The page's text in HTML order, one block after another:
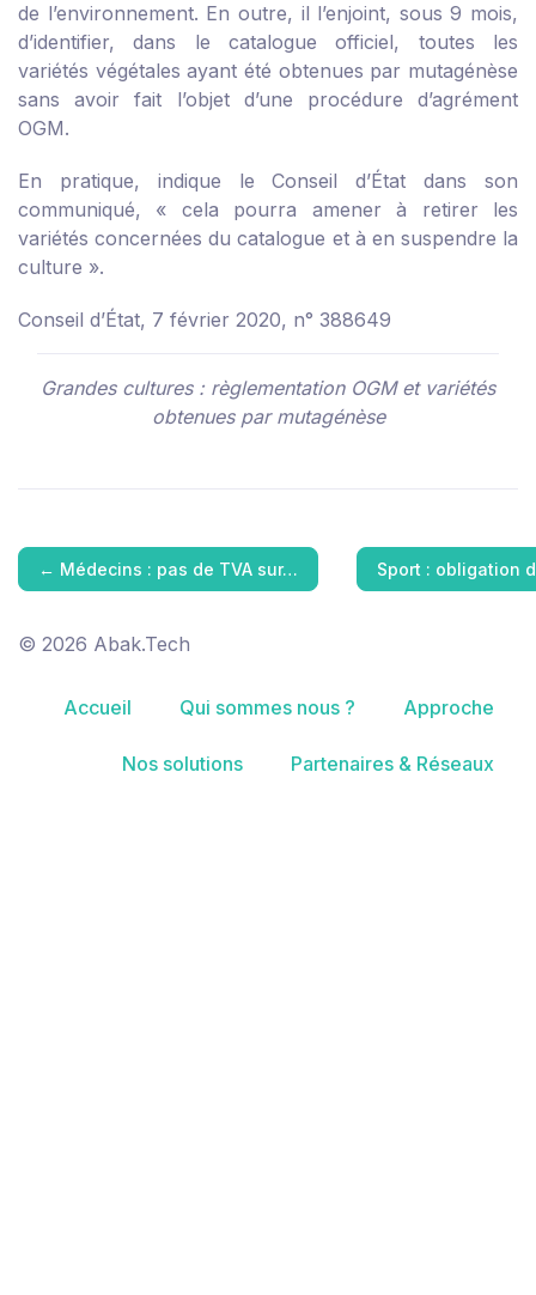
de l’environnement. En outre, il l’enjoint, sous 9 mois,
d’identifier, dans le catalogue officiel, toutes les
variétés végétales ayant été obtenues par mutagénèse
sans avoir fait l’objet d’une procédure d’agrément
OGM.
En pratique, indique le Conseil d’État dans son
communiqué, « cela pourra amener à retirer les
variétés concernées du catalogue et à en suspendre la
culture ».
Conseil d’État, 7 février 2020, n° 388649
Grandes cultures : règlementation OGM et variétés
obtenues par mutagénèse
← Médecins : pas de TVA sur… Sport : obligation
© 2026 Abak.Tech
Accueil Qui sommes nous ? Approche
Nos solutions Partenaires & Réseaux